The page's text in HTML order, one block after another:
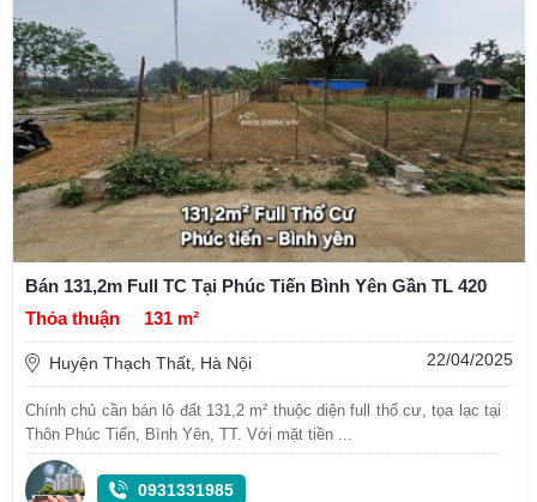
Bán 131,2m Full TC Tại Phúc Tiến Bình Yên Gần TL 420
Thỏa thuận
131 m²
Huyện Thạch Thất, Hà Nội 22/04/2025
Chính chủ cần bán lô đất 131,2 m² thuộc diện full thổ cư, tọa lạc tại
Thôn Phúc Tiến, Bình Yên, TT. Với mặt tiền ...
0931331985